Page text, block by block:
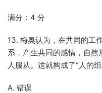
满分：4 分
13. 梅奥认为，在共同的工
系，产生共同的感情，自
人服从。这就构成了“人的
A. 错误